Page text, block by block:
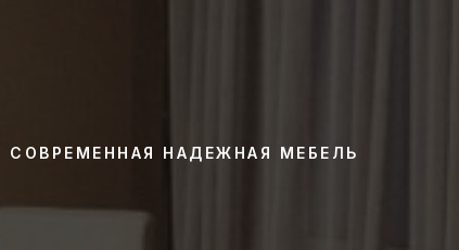
СОВРЕМЕННАЯ НАДЕЖНАЯ МЕБЕЛЬ